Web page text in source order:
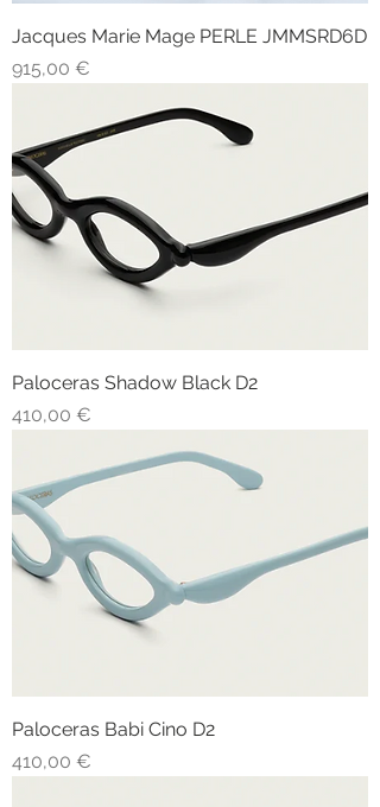
Jacques Marie Mage PERLE JMMSRD6D
Prezzo
915,00 €
Paloceras Shadow Black D2
Prezzo
410,00 €
Paloceras Babi Cino D2
Prezzo
410,00 €